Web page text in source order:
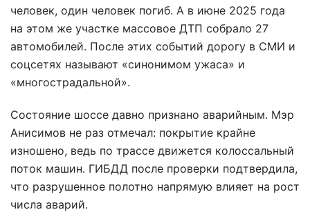
человек, один человек погиб. А в июне 2025 года
на этом же участке массовое ДТП собрало 27
автомобилей. После этих событий дорогу в СМИ и
соцсетях называют «синонимом ужаса» и
«многострадальной».
Состояние шоссе давно признано аварийным. Мэр
Анисимов не раз отмечал: покрытие крайне
изношено, ведь по трассе движется колоссальный
поток машин. ГИБДД после проверки подтвердила,
что разрушенное полотно напрямую влияет на рост
числа аварий.